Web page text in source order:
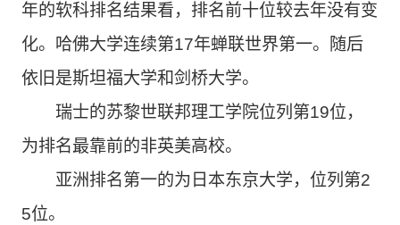
年的软科排名结果看，排名前十位较去年没有变
化。哈佛大学连续第17年蝉联世界第一。随后
依旧是斯坦福大学和剑桥大学。
瑞士的苏黎世联邦理工学院位列第19位，
为排名最靠前的非英美高校。
亚洲排名第一的为日本东京大学，位列第2
5位。